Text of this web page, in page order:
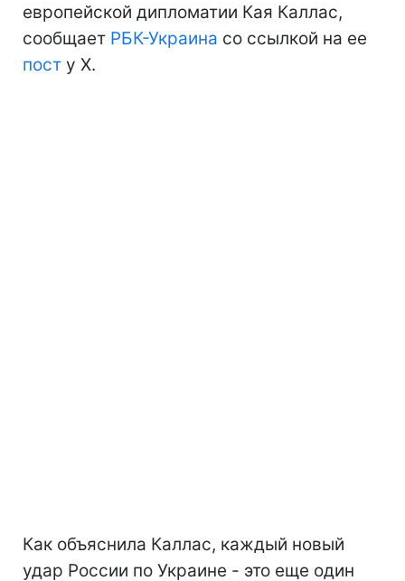
европейской дипломатии Кая Каллас,
сообщает РБК-Украина со ссылкой на ее
пост у Х.
Как объяснила Каллас, каждый новый
удар России по Украине - это еще один